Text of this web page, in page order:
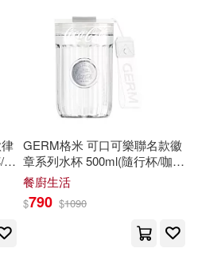
尹宏明(6)
沼行(6)
保
GERM格米 可口可樂聯名款徽
章系列水杯 500ml(隨行杯/咖啡
杯/耐冷耐熱) 月光白
餐廚生活
$790 $1090